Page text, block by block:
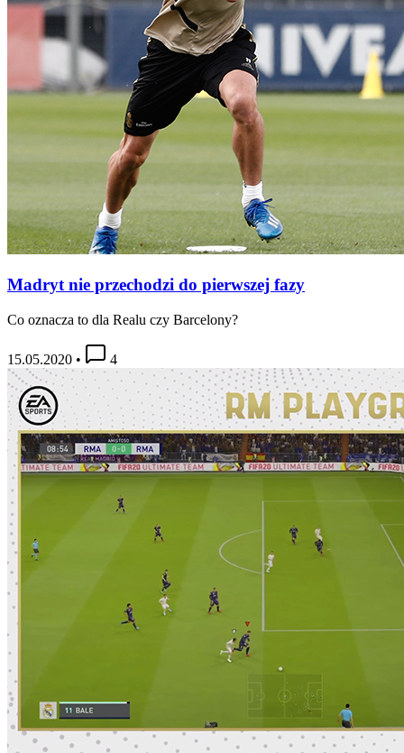
Madryt nie przechodzi do pierwszej fazy
Co oznacza to dla Realu czy Barcelony?
15.05.2020 • 4